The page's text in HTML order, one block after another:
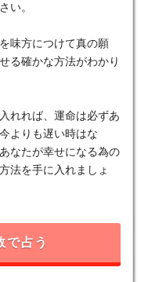
い。
味方につけて真の願
る確かな方法がわかり
れれば、運命は必ずあ
よりも遅い時はな
なたが幸せになる為の
法を手に入れましょ
で占う